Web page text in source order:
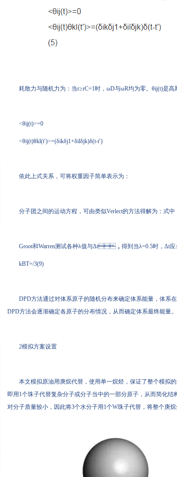
耗散力与随机力为：当r≥rC=1时，ωD与ωR均为零。θij(t)是高
<θij(t)>=0
<θij(t)θkl(t′)>=(δikδj1+δilδjk)δ(t-t′)
依此上式关系，可将权重因子简单表示为：
分子团之间的运动方程，可由类似Verlect的方法得解为：式中
Groot和Warren测试各种λ值与Δt，得到当λ=0.5时，Δt应
kBT=/3(9)
DPD方法通过对体系原子的随机分布来确定体系能量，体系在初
DPD方法会逐渐确定各原子的分布情况，从而确定体系最终能量
2模拟方案设置
本文模拟原油用庚烷代替，使用单一烷烃，保证了整个模拟的
即用1个珠子代替复杂分子或分子当中的一部分原子，从而简化结构
对分子质量较小，因此将3个水分子用1个W珠子代替，将整个庚烷